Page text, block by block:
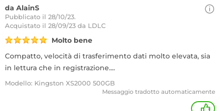
da AlainS
Pubblicato il 28/10/23.
Acquistato il 28/09/23 da LDLC
Molto bene
Compatto, velocità di trasferimento dati molto elevata, sia
in lettura che in registrazione....
Modello: Kingston XS2000 500GB
Messaggio tradotto automaticamente
+